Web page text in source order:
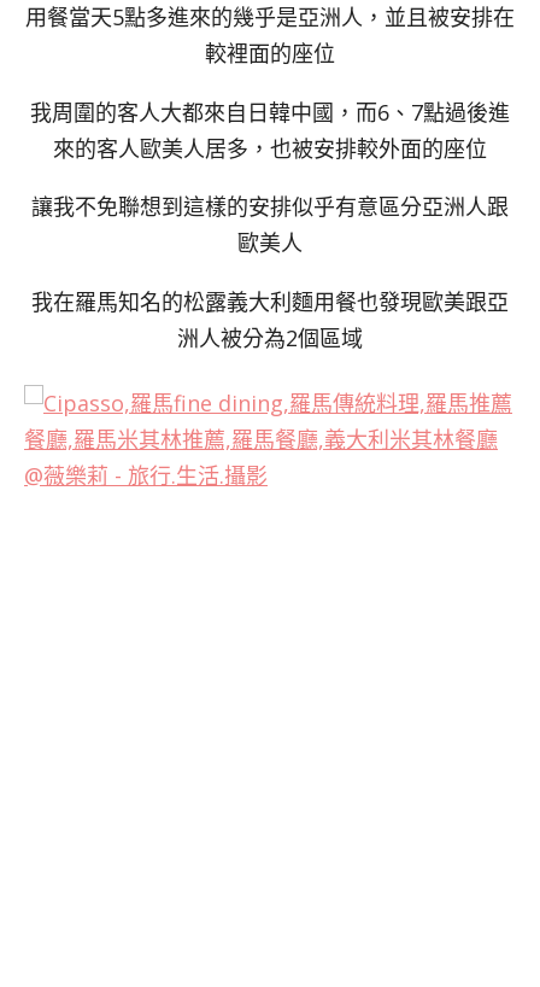
用餐當天5點多進來的幾乎是亞洲人，並且被安排在
較裡面的座位
我周圍的客人大都來自日韓中國，而6、7點過後進
來的客人歐美人居多，也被安排較外面的座位
讓我不免聯想到這樣的安排似乎有意區分亞洲人跟
歐美人
我在羅馬知名的松露義大利麵用餐也發現歐美跟亞
洲人被分為2個區域